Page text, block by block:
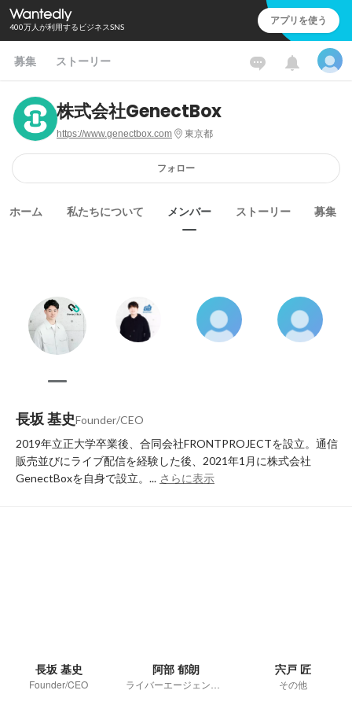
400万人が利用するビジネスSNS アプリを使う
募集 ストーリー
株式会社GenectBox
https://www.genectbox.com 東京都
フォロー
ホーム 私たちについて メンバー ストーリー 募集
長坂 基史Founder/CEO
2019年立正大学卒業後、合同会社FRONTPROJECTを設立。通信
販売並びにライブ配信を経験した後、2021年1月に株式会社
GenectBoxを自身で設立。... さらに表示
長坂 基史
Founder/CEO
阿部 郁朗 宍戸 匠
その他